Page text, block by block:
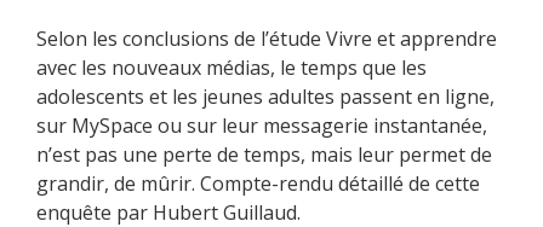
Selon les conclusions de l’étude Vivre et apprendre
avec les nouveaux médias, le temps que les
adolescents et les jeunes adultes passent en ligne,
sur MySpace ou sur leur messagerie instantanée,
n’est pas une perte de temps, mais leur permet de
grandir, de mûrir. Compte-rendu détaillé de cette
enquête par Hubert Guillaud.